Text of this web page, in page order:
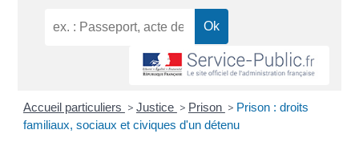
Accueil particuliers > Justice > Prison > Prison : droits
familiaux, sociaux et civiques d'un détenu